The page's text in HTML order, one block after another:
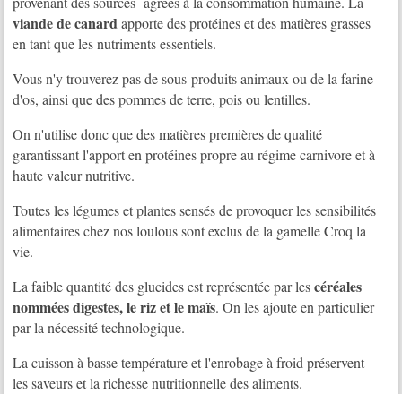
viande de canardapporte des protéines et des matières grasses
en tant que les nutriments essentiels.
Vous n'y trouverez pas de sous-produits animaux ou de la farine
d'os, ainsi que des pommes de terre, pois ou lentilles.
On n'utilise donc que des matières premières de qualité
garantissant l'apport en protéines propre au régime carnivore et à
haute valeur nutritive.
Toutes les légumes et plantes sensés de provoquer les sensibilités
alimentaires chez nos loulous sont exclus de la gamelle Croq la
vie.
La faible quantité des glucides est représentée par lescéréales
nommées digestes, le riz et le maïs. On les ajoute en particulier
par la nécessité technologique.
La cuisson à basse température et l'enrobage à froid préservent
les saveurs et la richesse nutritionnelle des aliments.